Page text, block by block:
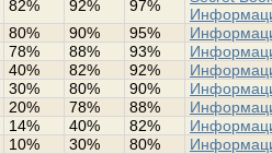
82% 92% 97%
80% 90% 95%
78% 88% 93%
40% 82% 92%
30% 80% 90%
20% 78% 88%
14% 40% 82%
10% 30% 80%